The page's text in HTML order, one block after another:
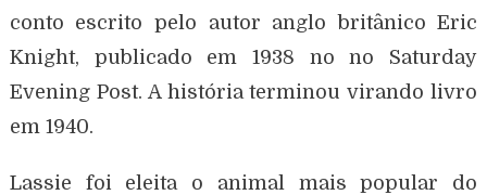
conto escrito pelo autor anglo britânico Eric
Knight, publicado em 1938 no no Saturday
Evening Post. A história terminou virando livro
em 1940.
Lassie foi eleita o animal mais popular do